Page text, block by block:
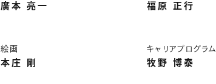
廣本 亮一 福原 正行
絵画
本庄 剛
キャリアプログラム
牧野 博泰